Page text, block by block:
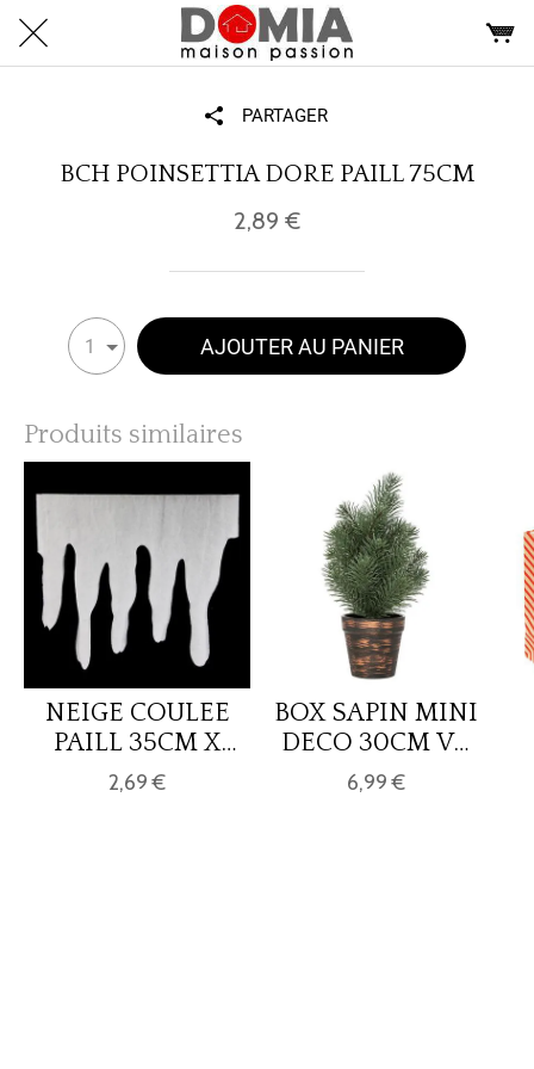
PARTAGER
BCH POINSETTIA DORE PAILL 75CM
2,89 €
1 AJOUTER AU PANIER
Produits similaires
NEIGE COULEE
PAILL 35CM X
2M
2,69 €
BOX SAPIN MINI
DECO 30CM VT
BL
6,99 €